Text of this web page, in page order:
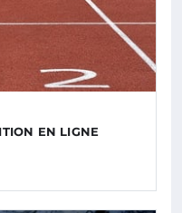
EN LIGNE